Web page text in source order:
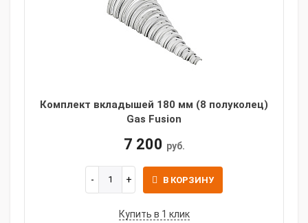
Комплект вкладышей 180 мм (8 полуколец)
Gas Fusion
7 200 руб.
В КОРЗИНУ
Купить в 1 клик